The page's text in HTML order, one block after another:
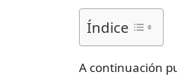
Índice
A continuación